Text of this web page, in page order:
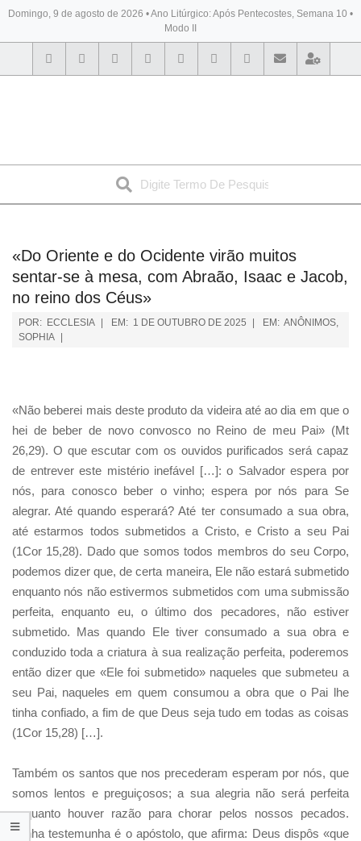
Domingo, 9 de agosto de 2026 • Ano Litúrgico: Após Pentecostes, Semana 10 •
Modo II
BYBLOS
«Do Oriente e do Ocidente virão muitos
sentar-se à mesa, com Abraão, Isaac e Jacob,
no reino dos Céus»
POR: ECCLESIA EM: 1 DE OUTUBRO DE 2025 EM: ANÔNIMOS,
SOPHIA
«Não beberei mais deste produto da videira até ao dia em que o
hei de beber de novo convosco no Reino de meu Pai» (Mt
26,29). O que escutar com os ouvidos purificados será capaz
de entrever este mistério inefável […]: o Salvador espera por
nós, para conosco beber o vinho; espera por nós para Se
alegrar. Até quando esperará? Até ter consumado a sua obra,
até estarmos todos submetidos a Cristo, e Cristo a seu Pai
(1Cor 15,28). Dado que somos todos membros do seu Corpo,
podemos dizer que, de certa maneira, Ele não estará submetido
enquanto nós não estivermos submetidos com uma submissão
perfeita, enquanto eu, o último dos pecadores, não estiver
submetido. Mas quando Ele tiver consumado a sua obra e
conduzido toda a criatura à sua realização perfeita, poderemos
então dizer que «Ele foi submetido» naqueles que submeteu a
seu Pai, naqueles em quem consumou a obra que o Pai lhe
tinha confiado, a fim de que Deus seja tudo em todas as coisas
(1Cor 15,28) […].
Também os santos que nos precederam esperam por nós, que
somos lentos e preguiçosos; a sua alegria não será perfeita
enquanto houver razão para chorar pelos nossos pecados.
Minha testemunha é o apóstolo, que afirma: Deus dispôs «que